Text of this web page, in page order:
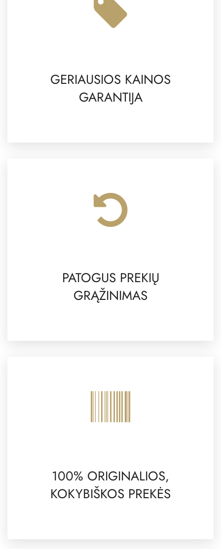
GERIAUSIOS KAINOS
GARANTIJA
PATOGUS PREKIŲ
GRĄŽINIMAS
100% ORIGINALIOS,
KOKYBIŠKOS PREKĖS